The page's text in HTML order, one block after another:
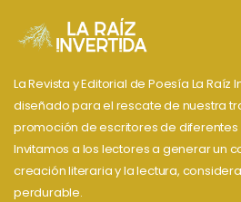
La Revista y Editorial de Poesía La
diseñado para el rescate de nuestra
promoción de escritores de
Invitamos a los lectores a generar un
creación literaria y la lectura,
perdurable.